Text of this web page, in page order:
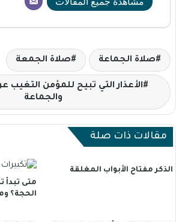
صلاة الجماعة صلاة الجمعة
الأعذار التي تبيح للمؤمن التغيب
والجماعة
مقالات ذات صلة
الذكر مفتاح الأبواب المغلقة
متى تبدأ
الحجة؟